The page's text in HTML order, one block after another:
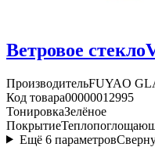
Ветровое стекло
ПроизводительFUYAO
Код товара00000012995
ТонировкаЗелёное
Покрытие
Ещё 6 параметров